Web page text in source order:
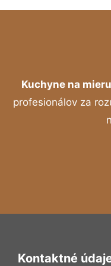
Kuchyne na
profesionálov za
Kontaktné